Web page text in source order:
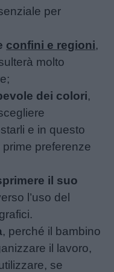
per
confini e regioni,
molto
dei colori,
e in questo
preferenze
il suo
l’uso del
, perché il bambino
il lavoro,
se